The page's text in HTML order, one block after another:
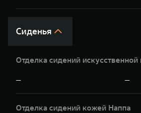
Сиденья
Отделка сидений
— —
Отделка сидений кожей Наппа